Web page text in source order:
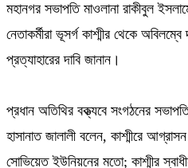
মহানগর সভাপতি মাওলানা রাকীবুল
নেতাকর্মীরা ভূসর্গ কাশ্মীর থেকে
প্রত্যাহারের দাবি জানান।
প্রধান অতিথির বক্ত্যবে সংগঠনের
হাসানাত জালালী বলেন, কাশ্মীরে
সোভিয়েত ইউনিয়নের মতো; কাশ্মীর